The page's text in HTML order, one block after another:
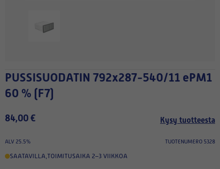
PUSSISUODATIN 792x287-540/11 ePM1
60 % (F7)
84,00 € Kysy tuotteesta
ALV 25.5% TUOTENUMERO 5328
SAATAVILLA,TOIMITUSAIKA 2–3 VIIKKOA